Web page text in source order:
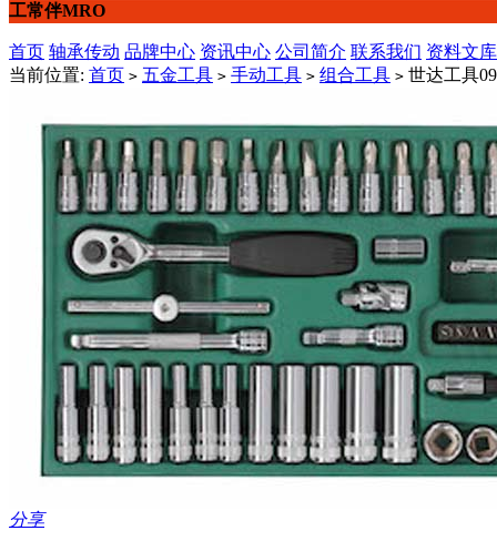
工常伴MRO
首页 轴承传动 品牌中心 资讯中心 公司简介 联系我们 资料文库
当前位置: 首页 > 五金工具 > 手动工具 > 组合工具 > 世达工具
分享